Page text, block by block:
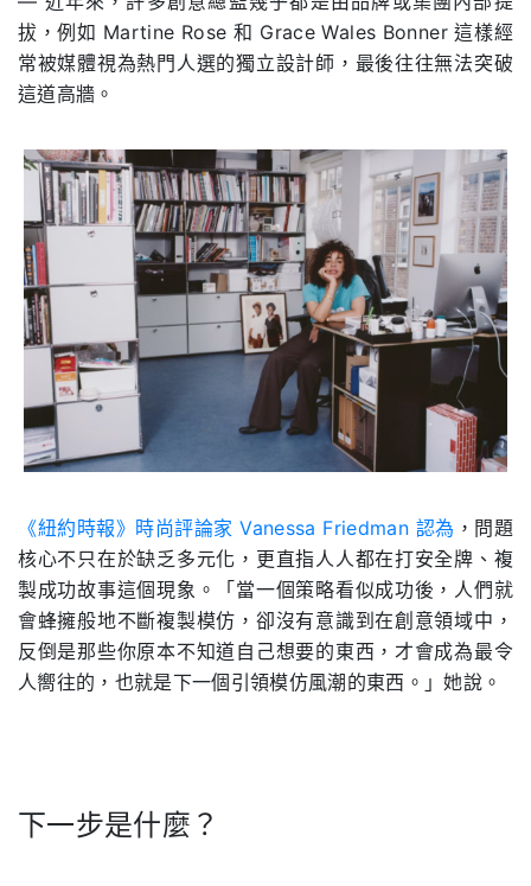
拔，例如 Martine Rose 和 Grace Wales Bonner 這樣經
常被媒體視為熱門人選的獨立設計師，最後往往無法突破
這道高牆。
《紐約時報》時尚評論家 Vanessa Friedman 認為 ，問題
核心不只在於缺乏多元化，更直指人人都在打安全牌、複
製成功故事這個現象。「當一個策略看似成功後，人們就
會蜂擁般地不斷複製模仿，卻沒有意識到在創意領域中，
反倒是那些你原本不知道自己想要的東西，才會成為最令
人嚮往的，也就是下一個引領模仿風潮的東西。」她說。
下一步是什麼？